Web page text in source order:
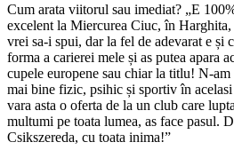
Cum arata viitorul sau imediat? „E
excelent la Miercurea Ciuc, în
vrei sa-i spui, dar la fel de adevarat e și
forma a carierei mele și as putea apara
cupele europene sau chiar la titlu! N-
mai bine fizic, psihic și sportiv în
vara asta o oferta de la un club care
multumi pe toata lumea, as face pasul.
Csikszereda, cu toata inima!”